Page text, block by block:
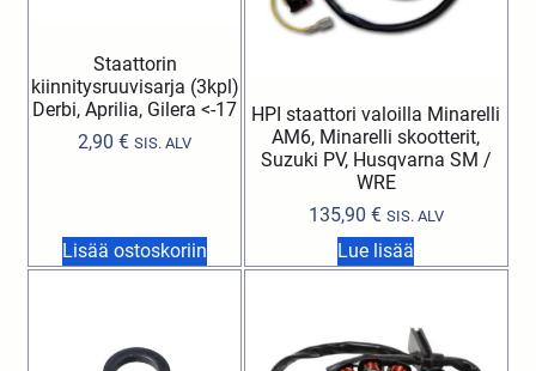
Staattorin
kiinnitysruuvisarja (3kpl)
Derbi, Aprilia, Gilera <-17
2,90 € SIS. ALV
Lisää ostoskoriin
HPI staattori valoilla Minarelli
AM6, Minarelli skootterit,
Suzuki PV, Husqvarna SM /
WRE
135,90 € SIS. ALV
Lue lisää